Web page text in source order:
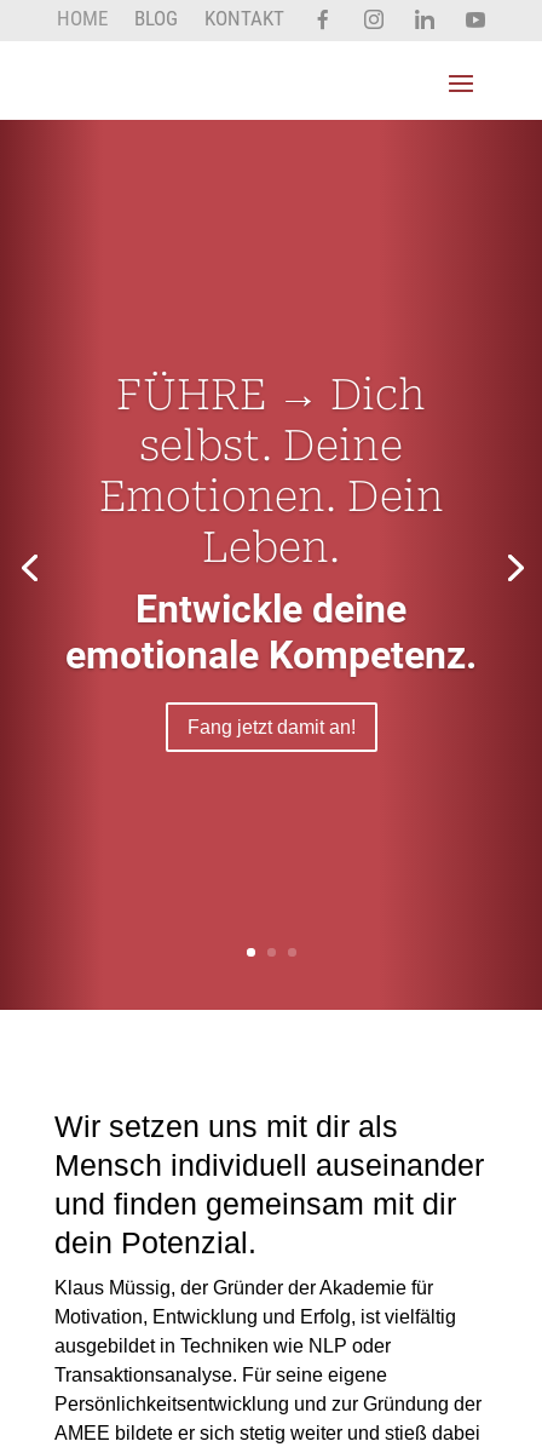
HOME BLOG KONTAKT
FÜHRE → Dich
selbst. Deine
Emotionen. Dein
Leben.
Entwickle deine
emotionale Kompetenz.
Fang jetzt damit an!
Wir setzen uns mit dir als
Mensch individuell auseinander
und finden gemeinsam mit dir
dein Potenzial.
Klaus Müssig, der Gründer der Akademie für
Motivation, Entwicklung und Erfolg, ist vielfältig
ausgebildet in Techniken wie NLP oder
Transaktionsanalyse. Für seine eigene
Persönlichkeitsentwicklung und zur Gründung der
AMEE bildete er sich stetig weiter und stieß dabei